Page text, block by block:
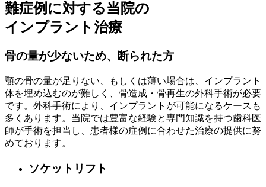
難症例に対する当院の
インプラント治療
骨の量が少ないため、断られた方
顎の骨の量が足りない、もしくは薄い場合は、インプラント
体を埋め込むのが難しく、骨造成・骨再生の外科手術が必要
です。外科手術により、インプラントが可能になるケースも
多くあります。当院では豊富な経験と専門知識を持つ歯科医
師が手術を担当し、患者様の症例に合わせた治療の提供に努
めております。
ソケットリフト